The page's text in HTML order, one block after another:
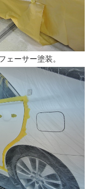
ェーサー塗装。